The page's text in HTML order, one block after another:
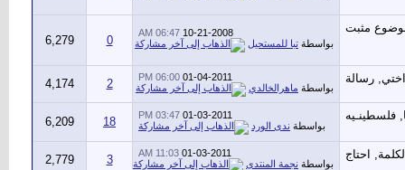
10-21-2008
06:47 AM
بواسطة تبا للمستحيل 0
6,279
01-04-2011
06:00 PM
بواسطة ماهرالخالدي 2
4,174
01-03-2011
03:47 PM
بواسطة ندى الورد 18
6,209
01-03-2011
11:03 AM
بواسطة نجمة المنتدى 3
2,779